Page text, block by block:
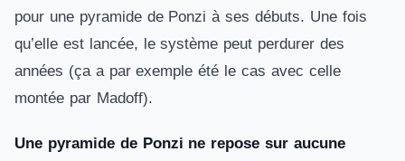
pour une pyramide de Ponzi à ses débuts. Une fois
qu’elle est lancée, le système peut perdurer des
années (ça a par exemple été le cas avec celle
montée par Madoff).
Une pyramide de Ponzi ne repose sur aucune